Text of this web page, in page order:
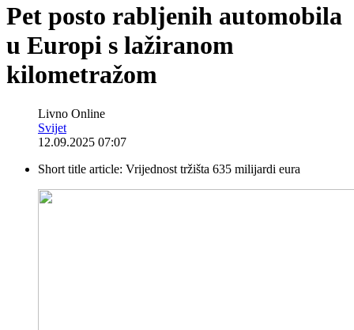
Pet posto rabljenih automobila
u Europi s lažiranom
kilometražom
Livno Online
Svijet
12.09.2025 07:07
Short title article: Vrijednost tržišta 635 milijardi eura